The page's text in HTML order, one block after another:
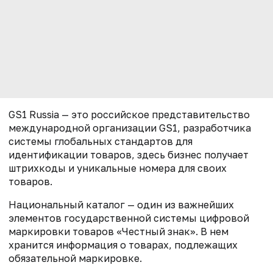
GS1 Russia — это российское представительство
международной организации GS1, разработчика
системы глобальных стандартов для
идентификации товаров, здесь бизнес получает
штрихкоды и уникальные номера для своих
товаров.
Национальный каталог — один из важнейших
элементов государственной системы цифровой
маркировки товаров «Честный знак». В нем
хранится информация о товарах, подлежащих
обязательной маркировке.